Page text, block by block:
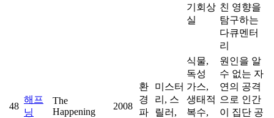
기회상
실
친 영향을
탐구하는
다큐멘터
리
48
해프
닝
The
Happening
2008
환
경
파
미스터
리, 스
릴러,
식물,
독성
가스,
생태적
복수,
원인을 알
수 없는 자
연의 공격
으로 인간
이 집단 공